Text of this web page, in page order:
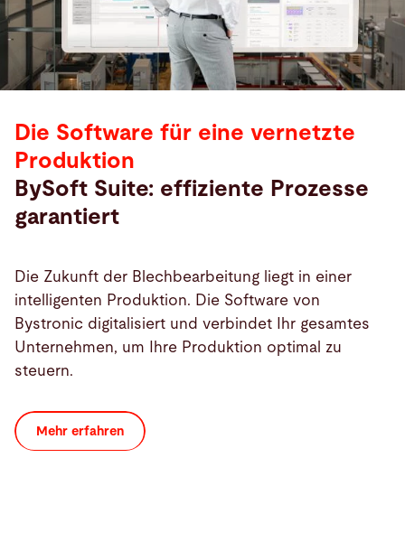
Die Software für eine vernetzte
Produktion
BySoft Suite: effiziente Prozesse
garantiert
Die Zukunft der Blechbearbeitung liegt in einer
intelligenten Produktion. Die Software von
Bystronic digitalisiert und verbindet Ihr gesamtes
Unternehmen, um Ihre Produktion optimal zu
steuern.
Mehr erfahren